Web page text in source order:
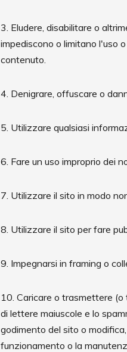
3. Eludere, disabilitare o
impediscono o limitano l'uso
contenuto.
4. Denigrare, offuscare o
5. Utilizzare qualsiasi
6. Fare un uso improprio dei
7. Utilizzare il sito in modo
8. Utilizzare il sito per fare
9. Impegnarsi in framing o
10. Caricare o trasmettere
di lettere maiuscole e lo
godimento del sito o
funzionamento o la